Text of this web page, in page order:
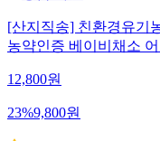
[산지직송] 친환경유기
농약인증 베이비채소
12,800원
23%9,800원